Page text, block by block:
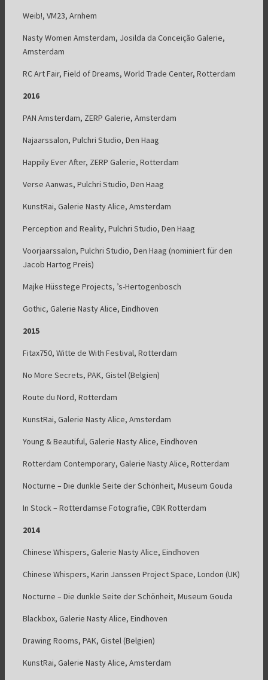
Weib!, VM23, Arnhem
Nasty Women Amsterdam, Josilda da Conceição Galerie,
Amsterdam
RC Art Fair, Field of Dreams, World Trade Center, Rotterdam
2016
PAN Amsterdam, ZERP Galerie, Amsterdam
Najaarssalon, Pulchri Studio, Den Haag
Happily Ever After, ZERP Galerie, Rotterdam
Verse Aanwas, Pulchri Studio, Den Haag
KunstRai, Galerie Nasty Alice, Amsterdam
Perception and Reality, Pulchri Studio, Den Haag
Voorjaarssalon, Pulchri Studio, Den Haag (nominiert für den
Jacob Hartog Preis)
Majke Hüsstege Projects, ’s-Hertogenbosch
Gothic, Galerie Nasty Alice, Eindhoven
2015
Fitax750, Witte de With Festival, Rotterdam
No More Secrets, PAK, Gistel (Belgien)
Route du Nord, Rotterdam
KunstRai, Galerie Nasty Alice, Amsterdam
Young & Beautiful, Galerie Nasty Alice, Eindhoven
Rotterdam Contemporary, Galerie Nasty Alice, Rotterdam
Nocturne – Die dunkle Seite der Schönheit, Museum Gouda
In Stock – Rotterdamse Fotografie, CBK Rotterdam
2014
Chinese Whispers, Galerie Nasty Alice, Eindhoven
Chinese Whispers, Karin Janssen Project Space, London (UK)
Nocturne – Die dunkle Seite der Schönheit, Museum Gouda
Blackbox, Galerie Nasty Alice, Eindhoven
Drawing Rooms, PAK, Gistel (Belgien)
KunstRai, Galerie Nasty Alice, Amsterdam